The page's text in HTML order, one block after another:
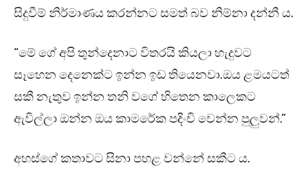
සිදුවීම් නිර්මාණය කරන්නට සමත් බව නිම්නා දන්නී ය.
“මේ ගේ අපි තුන්දෙනාට විතරයි කියලා හැදුවට
සෑහෙන දෙනෙක්ට ඉන්න ඉඩ තියෙනවා.ඔය ළමයටත්
සකී නැතුව ඉන්න තනි වගේ හිතෙන කාලෙකට
ඇවිල්ලා ඔන්න ඔය කාමරේක පදිංචි වෙන්න පුලුවන්.”
අහස්ගේ කතාවට සිනා පහළ වන්නේ සකීට ය.